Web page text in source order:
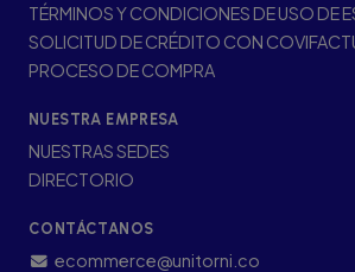
TÉRMINOS Y CONDICIONES DE USO DE
SOLICITUD DE CRÉDITO CON
PROCESO DE COMPRA
NUESTRA EMPRESA
NUESTRAS SEDES
DIRECTORIO
CONTÁCTANOS
ecommerce@unitorni.co